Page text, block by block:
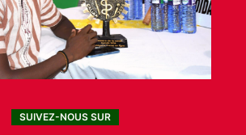
SUIVEZ-NOUS SUR